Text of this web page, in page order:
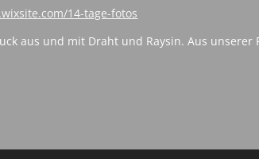
14-tage-fotos
aus und mit Draht und Raysin. Aus